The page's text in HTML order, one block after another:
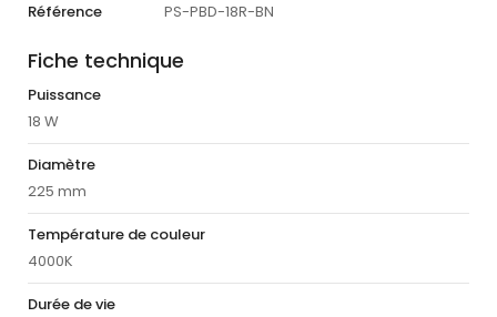
Référence
PS-PBD-18R-BN
Fiche technique
Puissance
18 W
Diamètre
225 mm
Température de couleur
4000K
Durée de vie